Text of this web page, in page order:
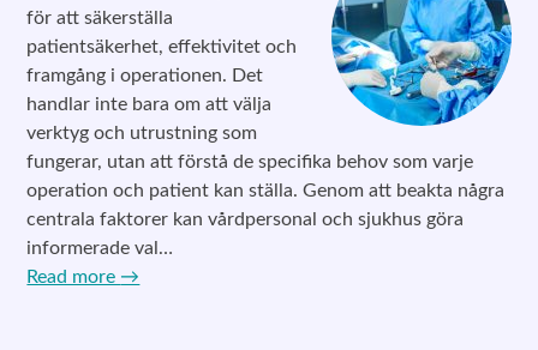
för att säkerställa
patientsäkerhet, effektivitet och
framgång i operationen. Det
handlar inte bara om att välja
verktyg och utrustning som
fungerar, utan att förstå de specifika behov som varje
operation och patient kan ställa. Genom att beakta några
centrala faktorer kan vårdpersonal och sjukhus göra
informerade val…
Read more →